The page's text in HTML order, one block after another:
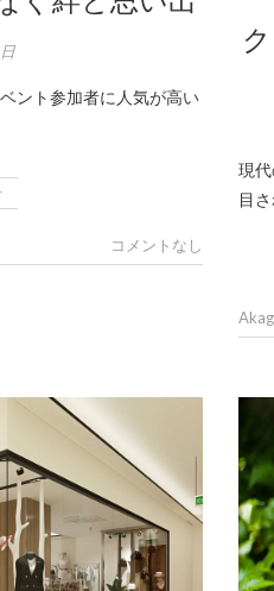
ント参加者に人気が高い
コメントなし
現
目